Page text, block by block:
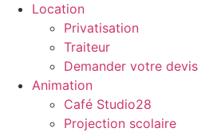
Location
Privatisation
Traiteur
Demander votre devis
Animation
Café Studio28
Projection scolaire